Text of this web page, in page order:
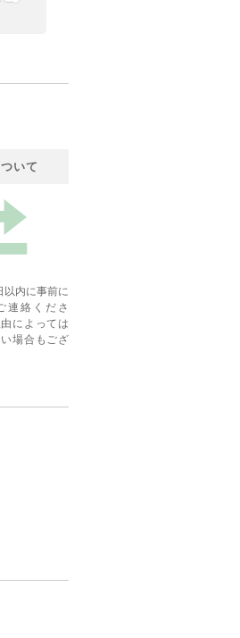
いて
内に事前に
連絡くださ
によっては
場合もござ